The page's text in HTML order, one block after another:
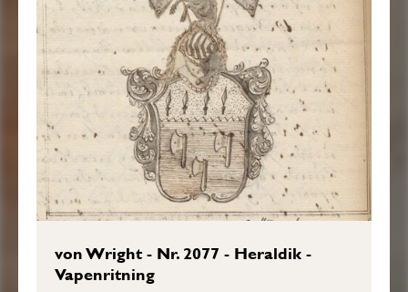
von Wright - Nr. 2077 - Heraldik -
Vapenritning